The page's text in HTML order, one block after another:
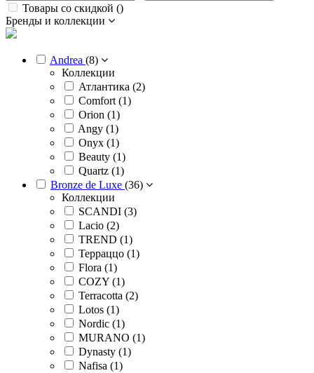
Товары со скидкой ()
Бренды и коллекции
Andrea (8)
Коллекции
Атлантика (2)
Comfort (1)
Orion (1)
Angy (1)
Onyx (1)
Beauty (1)
Quartz (1)
Bronze de Luxe (36)
Коллекции
SCANDI (3)
Lacio (2)
TREND (1)
Терраццо (1)
Flora (1)
COZY (1)
Terracotta (2)
Lotos (1)
Nordic (1)
MURANO (1)
Dynasty (1)
Nafisa (1)